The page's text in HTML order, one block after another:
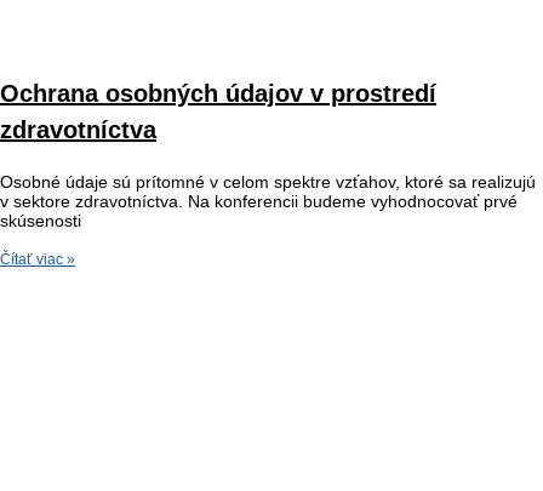
Ochrana osobných údajov v prostredí
zdravotníctva
Osobné údaje sú prítomné v celom spektre vzťahov, ktoré sa realizujú
v sektore zdravotníctva. Na konferencii budeme vyhodnocovať prvé
skúsenosti
Čítať viac »